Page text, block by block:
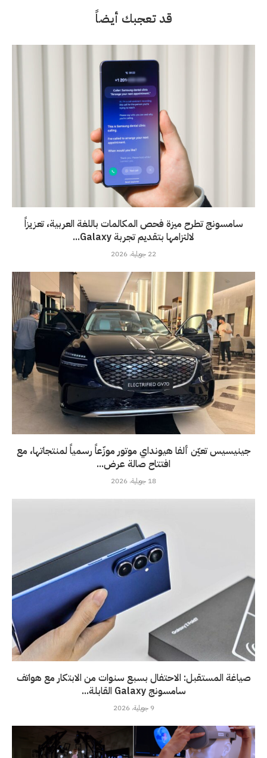
قد تعجبك أيضاً
سامسونج تطرح ميزة فحص المكالمات باللغة العربية، تعزيزاً
لالتزامها بتقديم تجربة Galaxy...
22 جويلية، 2026
جينيسيس تعيّن ألفا هيونداي موتور موزّعاً رسمياً لمنتجاتها، مع
افتتاح صالة عرض...
18 جويلية، 2026
صياغة المستقبل: الاحتفال بسبع سنوات من الابتكار مع هواتف
سامسونج Galaxy القابلة...
9 جويلية، 2026